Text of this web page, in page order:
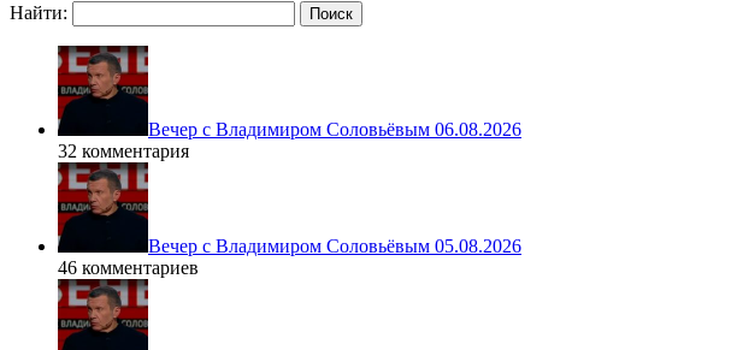
Найти:
Вечер с Владимиром Соловьёвым 06.08.2026
32 комментария
Вечер с Владимиром Соловьёвым 05.08.2026
46 комментариев